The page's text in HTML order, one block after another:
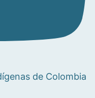
de Colombia